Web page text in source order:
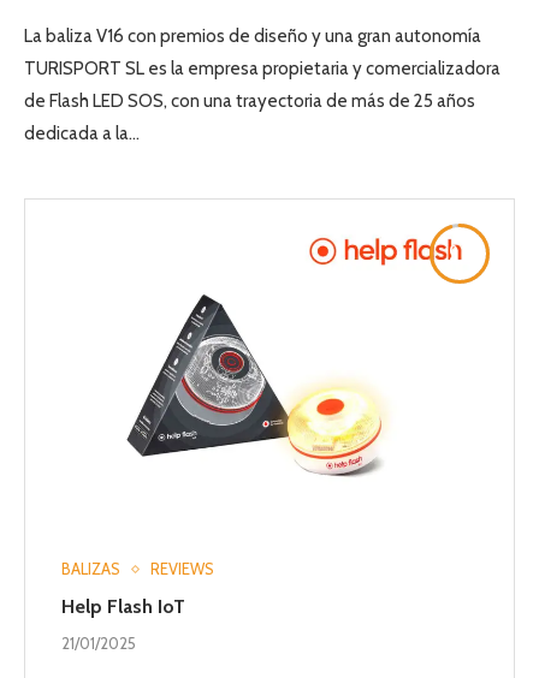
La baliza V16 con premios de diseño y una gran autonomía
TURISPORT SL es la empresa propietaria y comercializadora
de Flash LED SOS, con una trayectoria de más de 25 años
dedicada a la…
9.5
BALIZAS REVIEWS
Help Flash IoT
21/01/2025